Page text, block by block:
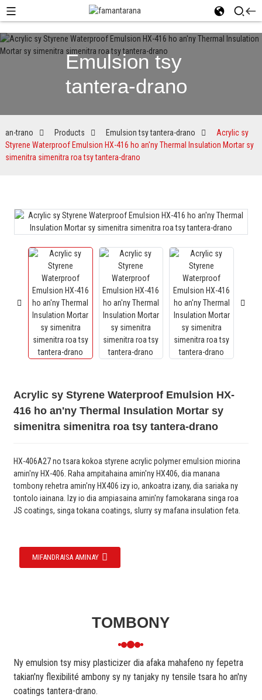
Emulsion tsy
tantera-drano
an-trano Products Emulsion tsy tantera-drano
Acrylic sy
Styrene Waterproof Emulsion HX-416 ho an'ny Thermal Insulation Mortar sy
simenitra simenitra roa tsy tantera-drano
Acrylic sy Styrene Waterproof Emulsion HX-
416 ho an'ny Thermal Insulation Mortar sy
simenitra simenitra roa tsy tantera-drano
HX-406A27 no tsara kokoa styrene acrylic polymer emulsion miorina
amin'ny HX-406. Raha ampitahaina amin'ny HX406, dia manana
tombony rehetra amin'ny HX406 izy io, ankoatra izany, dia sariaka ny
tontolo iainana. Izy io dia ampiasaina amin'ny famokarana singa roa
JS coatings, singa tokana coatings, slurry sy mafana insulation feta.
MIFANDRAISA AMINAY
TOMBONY
Ny emulsion tsy misy plasticizer dia afaka mahafeno ny fepetra
takian'ny flexibilité ambony sy ny tanjaky ny tensile tsara ho an'ny
coatings tantera-drano.